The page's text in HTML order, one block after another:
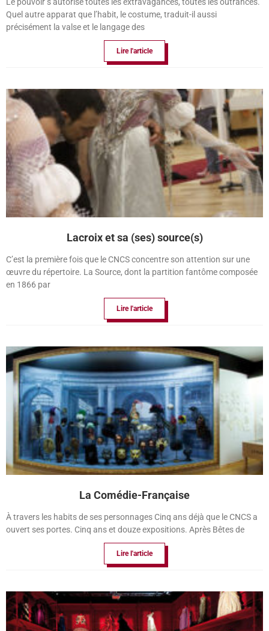
Quel autre apparat que l’habit, le costume, traduit-il aussi
précisément la valse et le langage des
Lire l'article
Lacroix et sa (ses) source(s)
C’est la première fois que le CNCS concentre son attention sur une
œuvre du répertoire. La Source, dont la partition fantôme composée
en 1866 par
Lire l'article
La Comédie-Française
À travers les habits de ses personnages Cinq ans déjà que le CNCS a
ouvert ses portes. Cinq ans et douze expositions. Après Bêtes de
Lire l'article